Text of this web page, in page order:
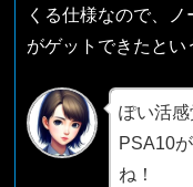
くる仕様なので、
がゲットできたとい
ぽい活
PSA10
ね！